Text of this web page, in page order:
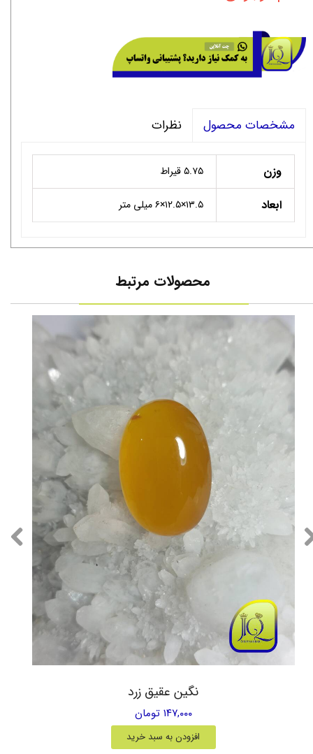
مشخصات محصول نظرات
وزن ۵.۷۵ قیراط
ابعاد ۱۳.۵×۱۲.۵×۶ میلی متر
محصولات مرتبط
نگین عقیق زرد
۱۴۷,۰۰۰ تومان
افزودن به سبد خرید